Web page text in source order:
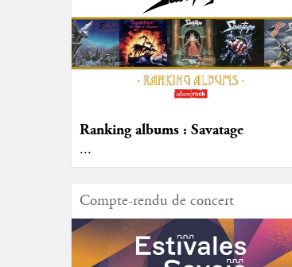
Ranking albums : Savatage
...
Compte-rendu de concert